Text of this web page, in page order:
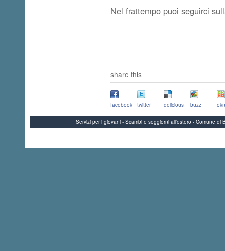
Nel frattempo puoi seguirci
share this
facebook twitter delicious buzz
Servizi per i giovani - Scambi e soggiorni all'estero - Comune